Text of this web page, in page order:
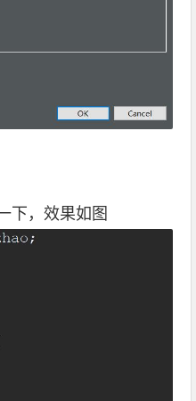
下，效果如图